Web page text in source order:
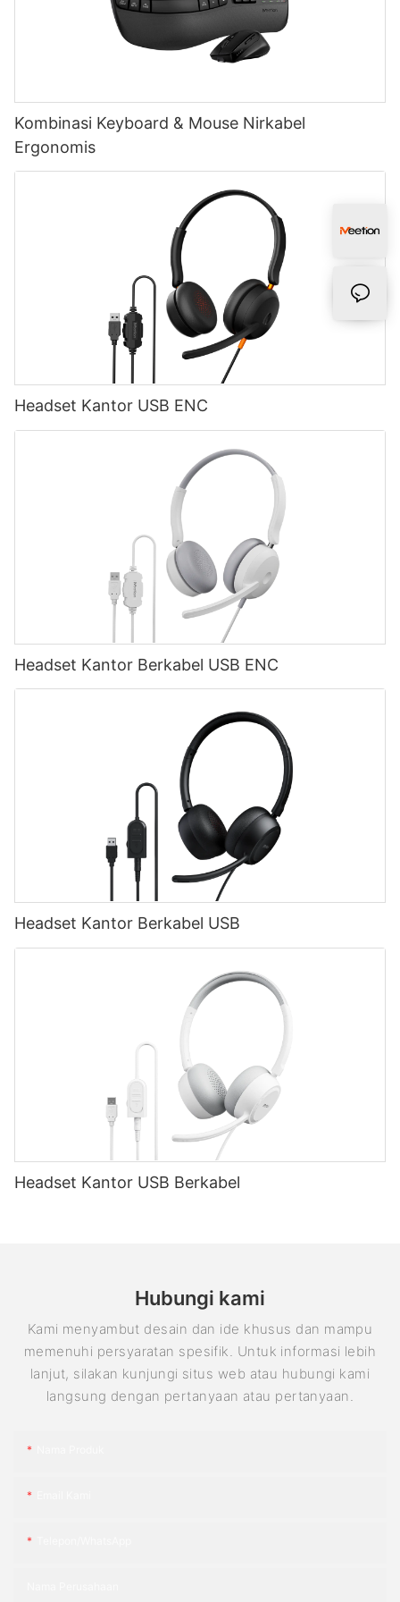
Kombinasi Keyboard & Mouse Nirkabel
Ergonomis
Headset Kantor USB ENC
Headset Kantor Berkabel USB ENC
Headset Kantor Berkabel USB
Headset Kantor USB Berkabel
Hubungi kami
Kami menyambut desain dan ide khusus dan mampu
memenuhi persyaratan spesifik. Untuk informasi lebih
lanjut, silakan kunjungi situs web atau hubungi kami
langsung dengan pertanyaan atau pertanyaan.